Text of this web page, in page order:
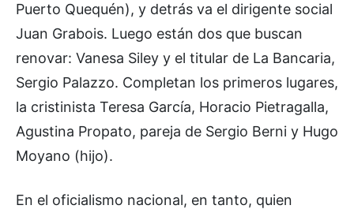
Puerto Quequén), y detrás va el dirigente social
Juan Grabois. Luego están dos que buscan
renovar: Vanesa Siley y el titular de La Bancaria,
Sergio Palazzo. Completan los primeros lugares,
la cristinista Teresa García, Horacio Pietragalla,
Agustina Propato, pareja de Sergio Berni y Hugo
Moyano (hijo).
En el oficialismo nacional, en tanto, quien